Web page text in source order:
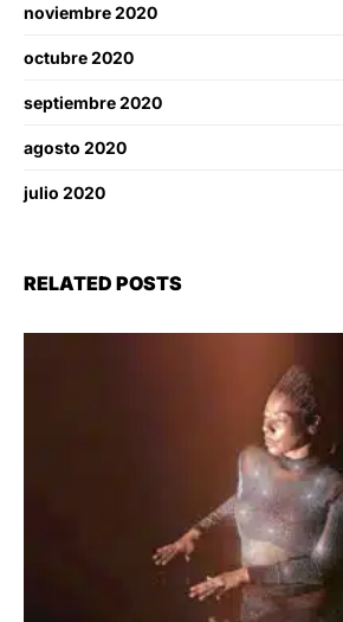
noviembre 2020
octubre 2020
septiembre 2020
agosto 2020
julio 2020
RELATED POSTS